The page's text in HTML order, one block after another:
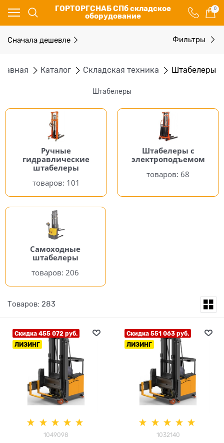
ГОРТОРГСНАБ СПб складское
оборудование
0
Каталог Складская техника Штабелеры
Штабелеры
Ручные
гидравлические
штабелеры
101
Штабелеры с
электроподъемом
68
Самоходные
штабелеры
206
Сначала дешевле Фильтры
Товаров: 283
Скидка 455 072 руб.
ЛИЗИНГ
1049098
Скидка 551 063 руб.
ЛИЗИНГ
1032140